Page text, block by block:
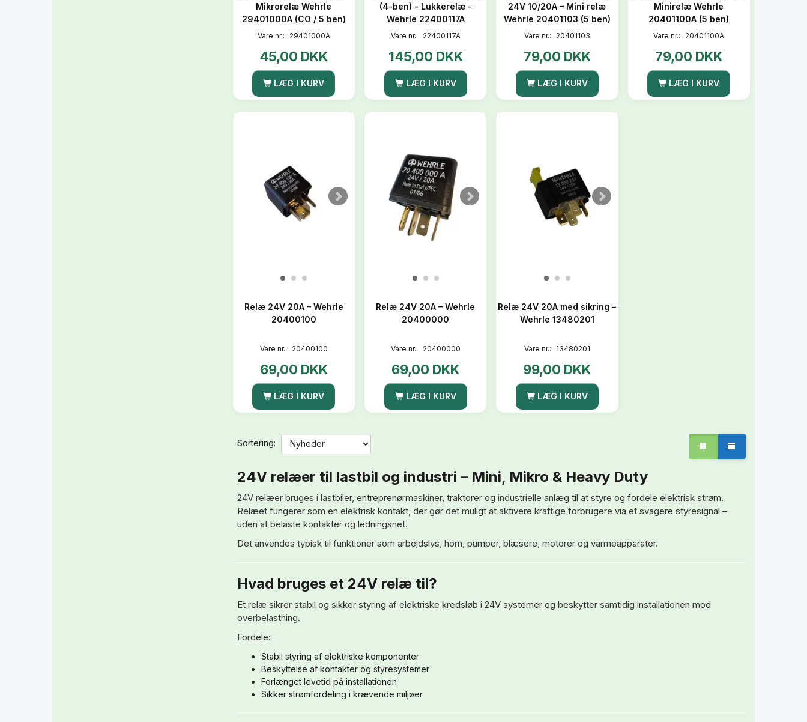
Mikrorelæ Wehrle
29401000A (CO / 5 ben)
Vare nr.: 29401000A
45,00 DKK
LÆG I KURV
(4-ben) - Lukkerelæ -
Wehrle 22400117A
Vare nr.: 22400117A
145,00 DKK
LÆG I KURV
24V 10/20A – Mini relæ
Wehrle 20401103 (5 ben)
Vare nr.: 20401103
79,00 DKK
LÆG I KURV
Minirelæ Wehrle
20401100A (5 ben)
Vare nr.: 20401100A
79,00 DKK
LÆG I KURV
Relæ 24V 20A – Wehrle
20400100
Vare nr.: 20400100
69,00 DKK
LÆG I KURV
Relæ 24V 20A – Wehrle
20400000
Vare nr.: 20400000
69,00 DKK
LÆG I KURV
Relæ 24V 20A med sikring –
Wehrle 13480201
Vare nr.: 13480201
99,00 DKK
LÆG I KURV
Sortering:
24V relæer til lastbil og industri – Mini, Mikro & Heavy Duty
24V relæer bruges i lastbiler, entreprenørmaskiner, traktorer og industrielle anlæg til at styre og fordele elektrisk strøm.
Relæet fungerer som en elektrisk kontakt, der gør det muligt at aktivere kraftige forbrugere via et svagere styresignal –
uden at belaste kontakter og ledningsnet.
Det anvendes typisk til funktioner som arbejdslys, horn, pumper, blæsere, motorer og varmeapparater.
Hvad bruges et 24V relæ til?
Et relæ sikrer stabil og sikker styring af elektriske kredsløb i 24V systemer og beskytter samtidig installationen mod
overbelastning.
Fordele:
Stabil styring af elektriske komponenter
Beskyttelse af kontakter og styresystemer
Forlænget levetid på installationen
Sikker strømfordeling i krævende miljøer